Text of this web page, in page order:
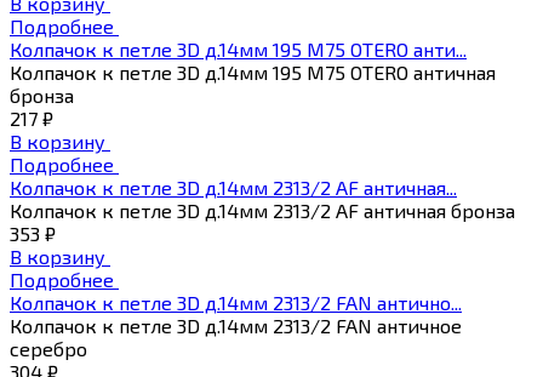
Подробнее
Колпачок к петле 3D д.14мм 195 M75 OTERO анти...
Колпачок к петле 3D д.14мм 195 M75 OTERO античная
бронза
217 ₽
В корзину
Подробнее
Колпачок к петле 3D д.14мм 2313/2 AF античная...
Колпачок к петле 3D д.14мм 2313/2 AF античная бронза
353 ₽
В корзину
Подробнее
Колпачок к петле 3D д.14мм 2313/2 FAN антично...
Колпачок к петле 3D д.14мм 2313/2 FAN античное
серебро
304 ₽